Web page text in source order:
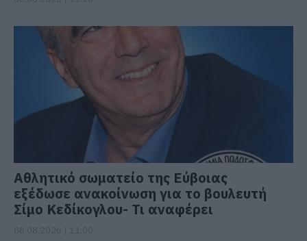
Αθλητικό σωματείο της Εύβοιας
εξέδωσε ανακοίνωση για το βουλευτή
Σίμο Κεδίκογλου- Τι αναφέρει